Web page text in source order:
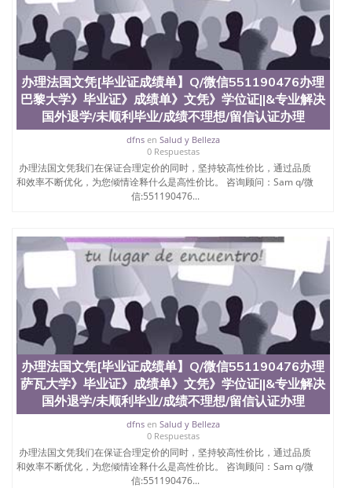
办理法国文凭[毕业证成绩单】Q/微信551190476办理
巴黎大学》毕业证》成绩单》文凭》学位证||&专业解决
国外退学/未顺利毕业/成绩不理想/留信认证办理
dfnsen Salud y Belleza
0 Respuestas
办理法国文凭我们在保证合理定价的同时，坚持较高性价比，通过品质
和效率不断优化，为您倾情诠释什么是高性价比。 咨询顾问：Sam q/微
信:551190476...
办理法国文凭[毕业证成绩单】Q/微信551190476办理
萨瓦大学》毕业证》成绩单》文凭》学位证||&专业解决
国外退学/未顺利毕业/成绩不理想/留信认证办理
dfnsen Salud y Belleza
0 Respuestas
办理法国文凭我们在保证合理定价的同时，坚持较高性价比，通过品质
和效率不断优化，为您倾情诠释什么是高性价比。 咨询顾问：Sam q/微
信:551190476...